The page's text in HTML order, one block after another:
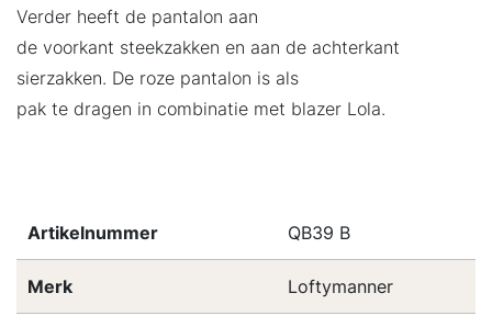
Verder heeft de pantalon aan
de voorkant steekzakken en aan de achterkant
sierzakken. De roze pantalon is als
pak te dragen in combinatie met blazer Lola.
Artikelnummer QB39 B
Merk Loftymanner